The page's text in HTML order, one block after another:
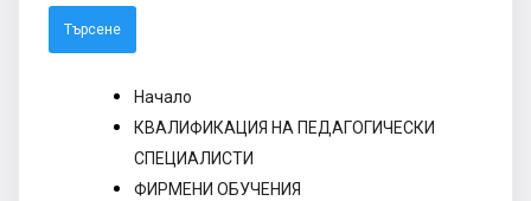
Начало
КВАЛИФИКАЦИЯ НА ПЕДАГОГИЧЕСКИ
СПЕЦИАЛИСТИ
ФИРМЕНИ ОБУЧЕНИЯ